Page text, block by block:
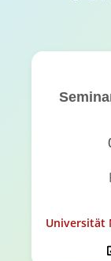
Universität